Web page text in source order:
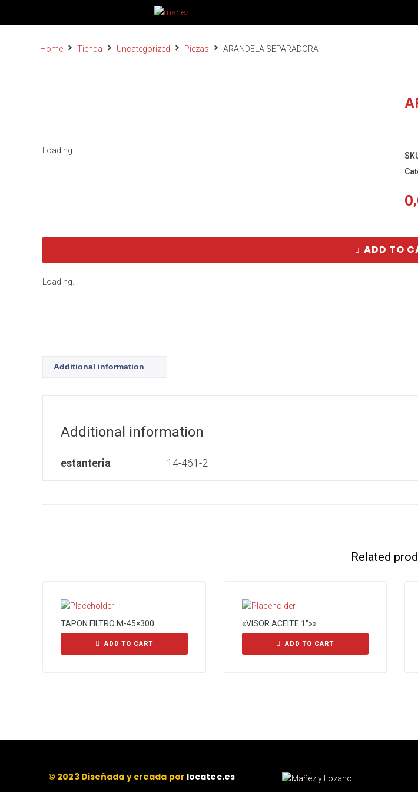
Home Tienda Uncategorized Piezas ARANDELA SEPARADORA
Loading...
ADD TO
Loading...
Additional information
Additional information
estanteria 14-461-2
Related
TAPON FILTRO M-45×300
ADD TO CART
«VISOR ACEITE 1″»»
ADD TO CART
© 2023 Diseñada y creada por locatec.es